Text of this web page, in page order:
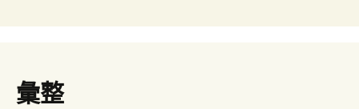
彙整